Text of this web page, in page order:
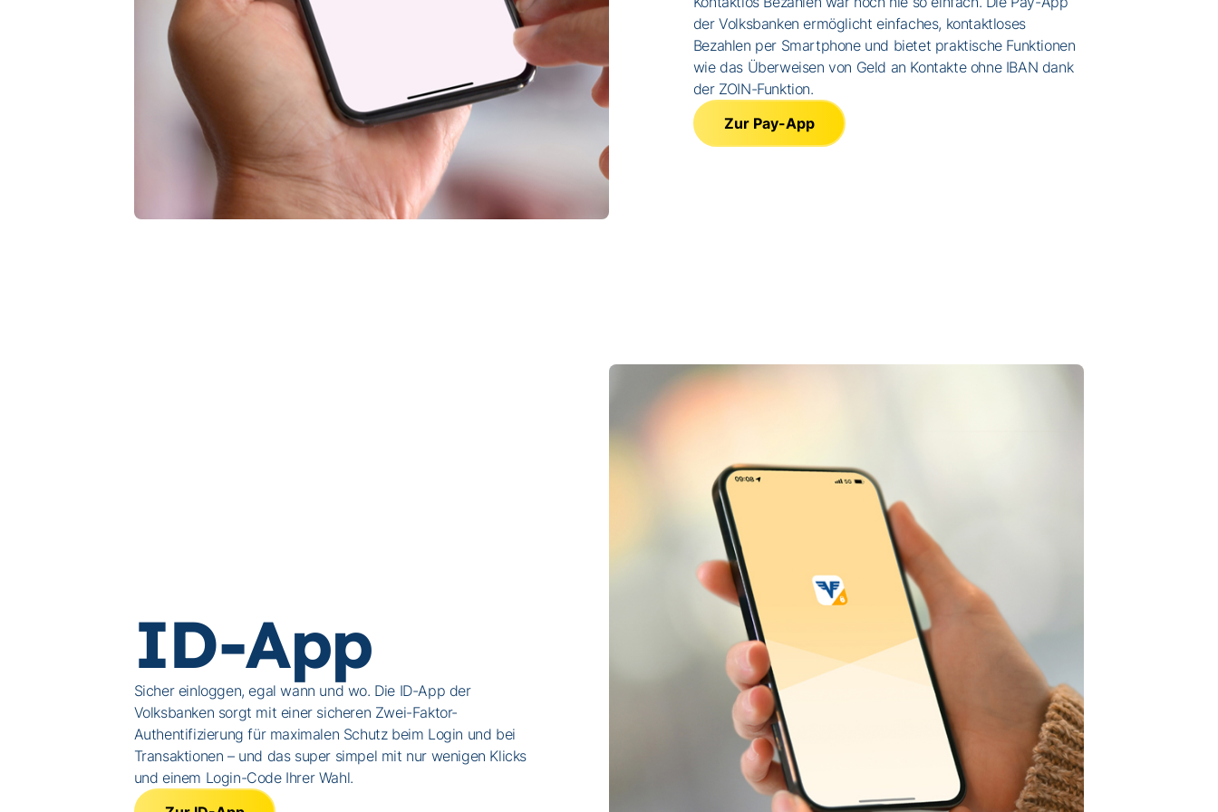
der Volksbanken ermöglicht einfaches, kontaktloses
Bezahlen per Smartphone und bietet praktische Funktionen
wie das Überweisen von Geld an Kontakte ohne IBAN dank
der ZOIN-Funktion.
Zur Pay-App
ID-App
Sicher einloggen, egal wann und wo. Die ID-App der
Volksbanken sorgt mit einer sicheren Zwei-Faktor-
Authentifizierung für maximalen Schutz beim Login und bei
Transaktionen – und das super simpel mit nur wenigen Klicks
und einem Login-Code Ihrer Wahl.